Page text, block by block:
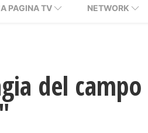
PAGINA TV NETWORK
del campo